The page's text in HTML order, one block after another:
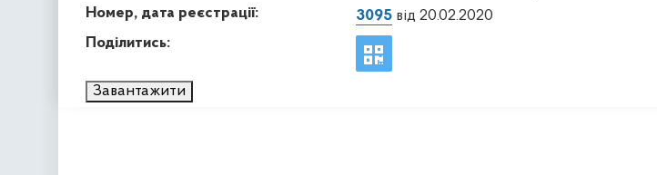
Номер, дата реєстрації:
3095від 20.02.2020
Поділитись:
Завантажити